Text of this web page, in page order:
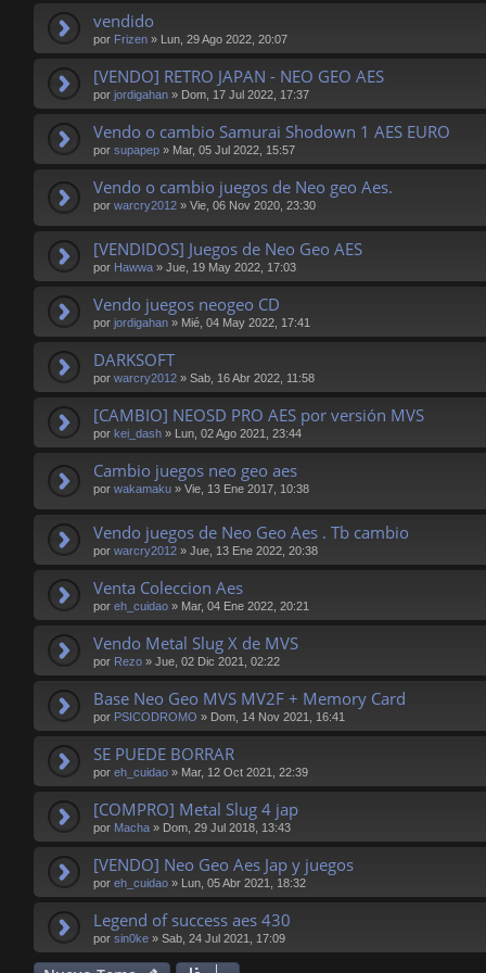
vendido
por Frizen » Lun, 29 Ago 2022, 20:07
[VENDO] RETRO JAPAN - NEO GEO AES
por jordigahan » Dom, 17 Jul 2022, 17:37
Vendo o cambio Samurai Shodown 1 AES EURO
por supapep » Mar, 05 Jul 2022, 15:57
Vendo o cambio juegos de Neo geo Aes.
por warcry2012 » Vie, 06 Nov 2020, 23:30
[VENDIDOS] Juegos de Neo Geo AES
por Hawwa » Jue, 19 May 2022, 17:03
Vendo juegos neogeo CD
por jordigahan » Mié, 04 May 2022, 17:41
DARKSOFT
por warcry2012 » Sab, 16 Abr 2022, 11:58
[CAMBIO] NEOSD PRO AES por versión MVS
por kei_dash » Lun, 02 Ago 2021, 23:44
Cambio juegos neo geo aes
por wakamaku » Vie, 13 Ene 2017, 10:38
Vendo juegos de Neo Geo Aes . Tb cambio
por warcry2012 » Jue, 13 Ene 2022, 20:38
Venta Coleccion Aes
por eh_cuidao » Mar, 04 Ene 2022, 20:21
Vendo Metal Slug X de MVS
por Rezo » Jue, 02 Dic 2021, 02:22
Base Neo Geo MVS MV2F + Memory Card
por PSICODROMO » Dom, 14 Nov 2021, 16:41
SE PUEDE BORRAR
por eh_cuidao » Mar, 12 Oct 2021, 22:39
[COMPRO] Metal Slug 4 jap
por Macha » Dom, 29 Jul 2018, 13:43
[VENDO] Neo Geo Aes Jap y juegos
por eh_cuidao » Lun, 05 Abr 2021, 18:32
Legend of success aes 430
por sin0ke » Sab, 24 Jul 2021, 17:09